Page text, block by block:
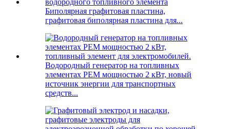
Биполярная графитовая пластина,
графитовая биполярная пластина для...
Водородный генератор на топливных
элементах PEM мощностью 2 кВт, новый
источник энергии для транспортных
средств...